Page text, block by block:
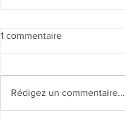
1 commentaire
Rédigez un commentaire...